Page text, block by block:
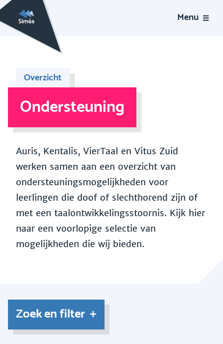
Menu
Overzicht
Ondersteuning
Auris, Kentalis, VierTaal en Vitus Zuid
werken samen aan een overzicht van
ondersteuningsmogelijkheden voor
leerlingen die doof of slechthorend zijn of
met een taalontwikkelingsstoornis. Kijk hier
naar een voorlopige selectie van
mogelijkheden die wij bieden.
Zoek en filter